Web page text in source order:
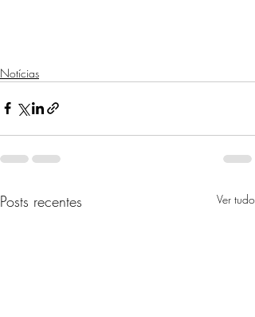
Notícias
Posts recentes Ver tudo